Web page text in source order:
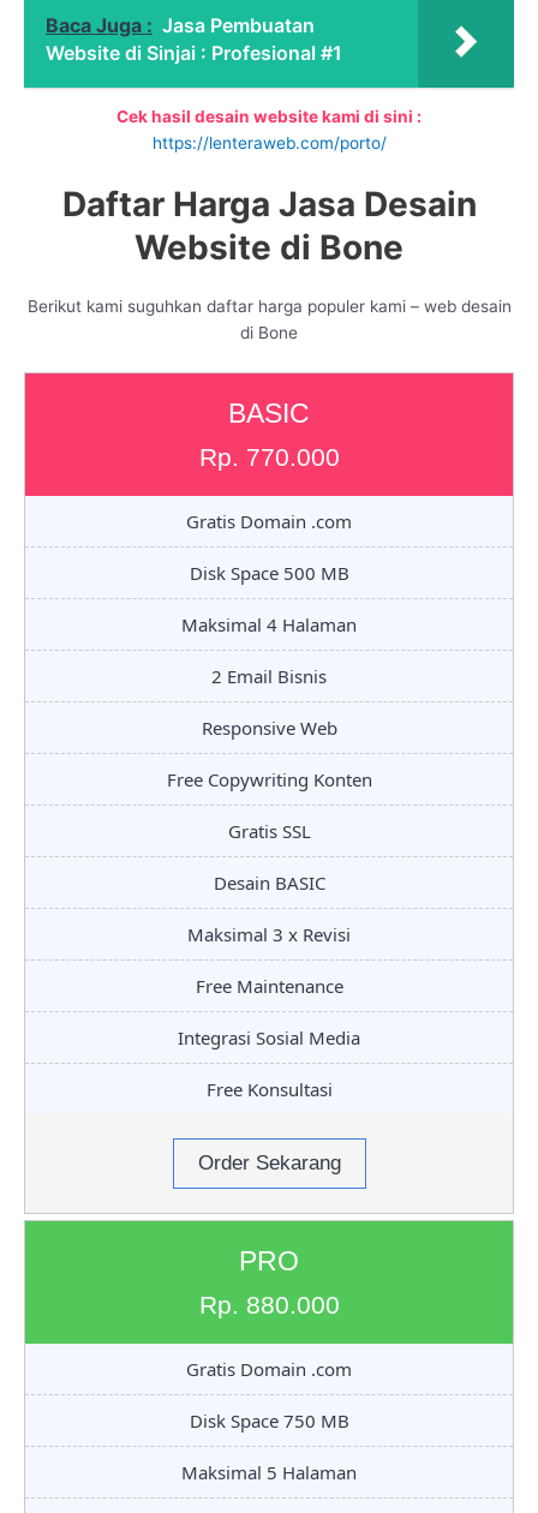
Baca Juga : Jasa Pembuatan
Website di Sinjai : Profesional #1
Cek hasil desain website kami di sini :
https://lenteraweb.com/porto/
Daftar Harga Jasa Desain
Website di Bone
Berikut kami suguhkan daftar harga populer kami – web desain
di Bone
BASIC
Rp. 770.000
Gratis Domain .com
Disk Space 500 MB
Maksimal 4 Halaman
2 Email Bisnis
Responsive Web
Free Copywriting Konten
Gratis SSL
Desain BASIC
Maksimal 3 x Revisi
Free Maintenance
Integrasi Sosial Media
Free Konsultasi
Order Sekarang
PRO
Rp. 880.000
Gratis Domain .com
Disk Space 750 MB
Maksimal 5 Halaman